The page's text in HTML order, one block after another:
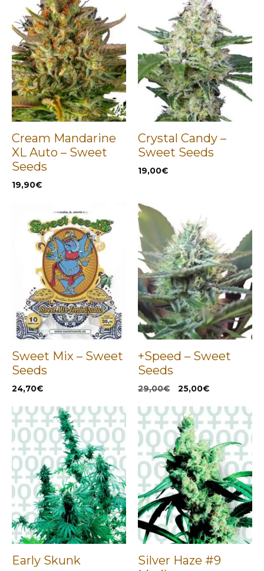
Cream Mandarine
XL Auto – Sweet
Seeds
19,90€
Crystal Candy –
Sweet Seeds
19,00€
Sweet Mix – Sweet
Seeds
24,70€
+Speed – Sweet
Seeds
29,00€
El
original
era:
29,00€.
25,00€El
actual
es:
25,00€.
Early Skunk
Silver Haze #9